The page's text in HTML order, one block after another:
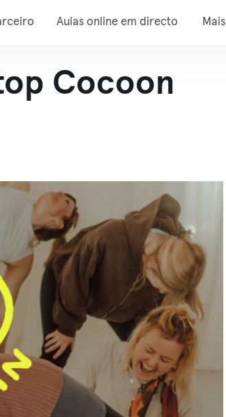
Aulas online em directo Mais
Cocoon